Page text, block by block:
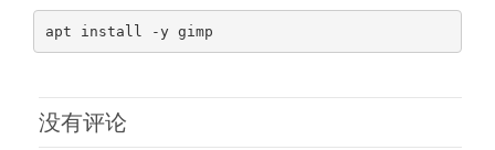
没有评论